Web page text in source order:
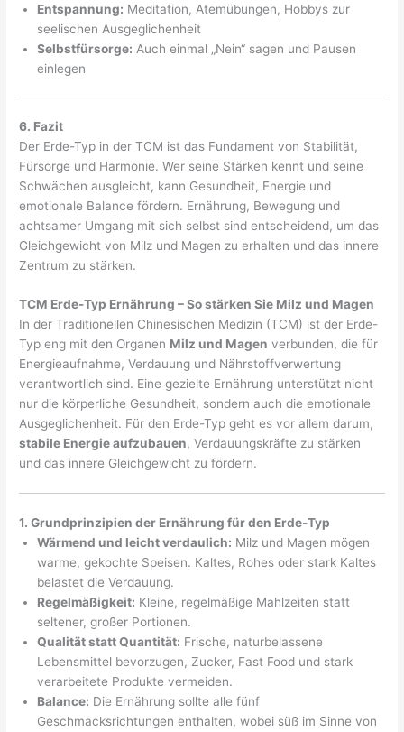
Entspannung: Meditation, Atemübungen, Hobbys zur
seelischen Ausgeglichenheit
Selbstfürsorge: Auch einmal „Nein“ sagen und Pausen
einlegen
6. Fazit
Der Erde-Typ in der TCM ist das Fundament von Stabilität,
Fürsorge und Harmonie. Wer seine Stärken kennt und seine
Schwächen ausgleicht, kann Gesundheit, Energie und
emotionale Balance fördern. Ernährung, Bewegung und
achtsamer Umgang mit sich selbst sind entscheidend, um das
Gleichgewicht von Milz und Magen zu erhalten und das innere
Zentrum zu stärken.
TCM Erde-Typ Ernährung – So stärken Sie Milz und Magen
In der Traditionellen Chinesischen Medizin (TCM) ist der Erde-
Typ eng mit den Organen Milz und Magen verbunden, die für
Energieaufnahme, Verdauung und Nährstoffverwertung
verantwortlich sind. Eine gezielte Ernährung unterstützt nicht
nur die körperliche Gesundheit, sondern auch die emotionale
Ausgeglichenheit. Für den Erde-Typ geht es vor allem darum,
stabile Energie aufzubauen, Verdauungskräfte zu stärken
und das innere Gleichgewicht zu fördern.
1. Grundprinzipien der Ernährung für den Erde-Typ
Wärmend und leicht verdaulich: Milz und Magen mögen
warme, gekochte Speisen. Kaltes, Rohes oder stark Kaltes
belastet die Verdauung.
Regelmäßigkeit: Kleine, regelmäßige Mahlzeiten statt
seltener, großer Portionen.
Qualität statt Quantität: Frische, naturbelassene
Lebensmittel bevorzugen, Zucker, Fast Food und stark
verarbeitete Produkte vermeiden.
Balance: Die Ernährung sollte alle fünf
Geschmacksrichtungen enthalten, wobei süß im Sinne von